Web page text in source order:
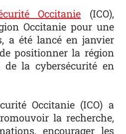
Occitanie (ICO),
Occitanie pour une
a été lancé en janvier
positionner la région
la cybersécurité en
Occitanie (ICO) a
la recherche,
encourager les